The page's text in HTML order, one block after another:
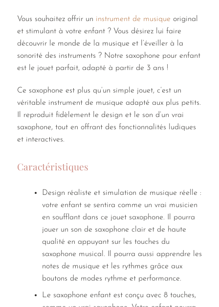
Vous souhaitez offrir un instrument de musique original
et stimulant à votre enfant ? Vous désirez lui faire
découvrir le monde de la musique et l’éveiller à la
sonorité des instruments ? Notre saxophone pour enfant
est le jouet parfait, adapté à partir de 3 ans !
Ce saxophone est plus qu’un simple jouet, c’est un
véritable instrument de musique adapté aux plus petits.
Il reproduit fidèlement le design et le son d’un vrai
saxophone, tout en offrant des fonctionnalités ludiques
et interactives.
Caractéristiques
Design réaliste et simulation de musique réelle :
votre enfant se sentira comme un vrai musicien
en soufflant dans ce jouet saxophone. Il pourra
jouer un son de saxophone clair et de haute
qualité en appuyant sur les touches du
saxophone musical. Il pourra aussi apprendre les
notes de musique et les rythmes grâce aux
boutons de modes rythme et performance.
Le saxophone enfant est conçu avec 8 touches,